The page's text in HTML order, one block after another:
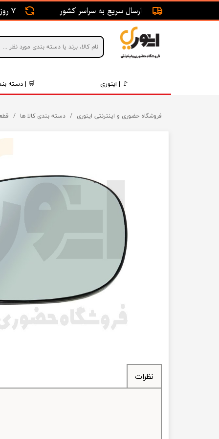
🚩 | اینوری 🛒 | دسته
موتور
برقی و
فرمان،
لوازم
کاسه
ارسال سریع به سراسر کشور 7 روز ضمانت بازگشت
فروشگاه حضوری و اینترنتی اینوری دسته بندی کالا ها
نظرات